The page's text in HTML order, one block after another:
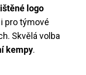
logo
pro týmové
Skvělá volba
kempy.